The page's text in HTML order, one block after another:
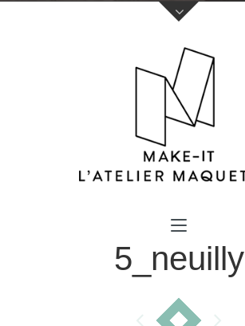
Votre nom (obligatoire)
Votre e-mail (obligatoire)5_neuilly